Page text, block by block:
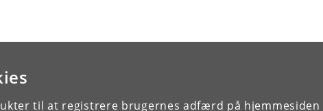
til at registrere brugernes adfærd på hjemmesiden